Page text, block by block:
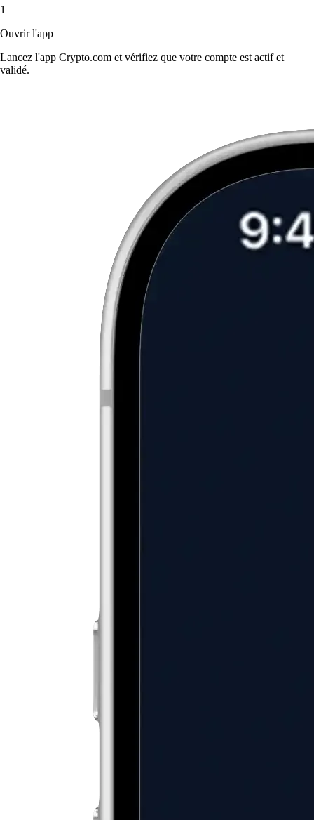
1
Ouvrir l'app
Lancez l'app Crypto.com et vérifiez que votre compte est actif et
validé.